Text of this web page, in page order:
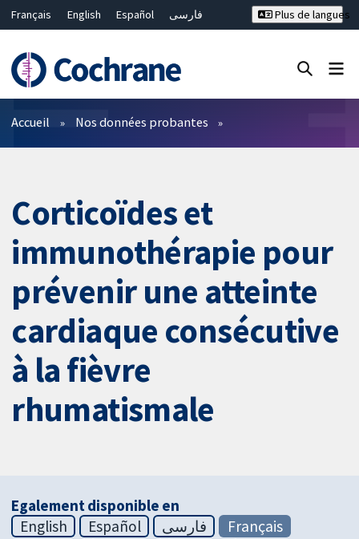
Français English Español
فارسی
Bahasa Malaysia
ไทย
繁體中文
简体中文
Plus de langues
Filtres
Accueil Nos données probantes
Corticoïdes et
immunothérapie pour
prévenir une atteinte
cardiaque consécutive
à la fièvre
rhumatismale
Egalement disponible en
English
Español فارسی
Français